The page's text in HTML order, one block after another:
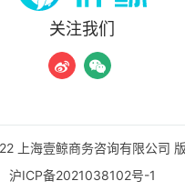
关注我们
上海壹鲸商务咨询有限公司
沪ICP备2021038102号-1